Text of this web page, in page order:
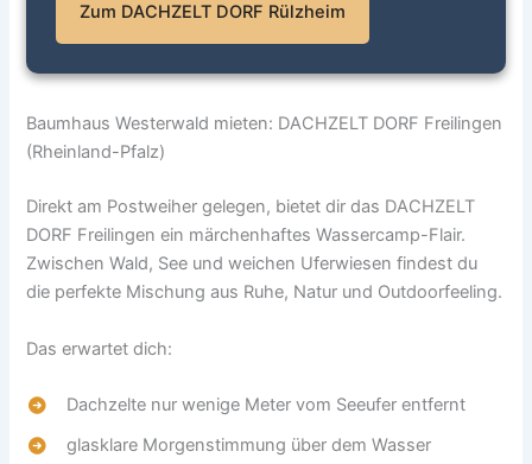
Zum DACHZELT DORF Rülzheim
Baumhaus Westerwald mieten: DACHZELT DORF Freilingen
(Rheinland-Pfalz)
Direkt am Postweiher gelegen, bietet dir das DACHZELT
DORF Freilingen ein märchenhaftes Wassercamp-Flair.
Zwischen Wald, See und weichen Uferwiesen findest du
die perfekte Mischung aus Ruhe, Natur und Outdoorfeeling.
Das erwartet dich:
Dachzelte nur wenige Meter vom Seeufer entfernt
glasklare Morgenstimmung über dem Wasser